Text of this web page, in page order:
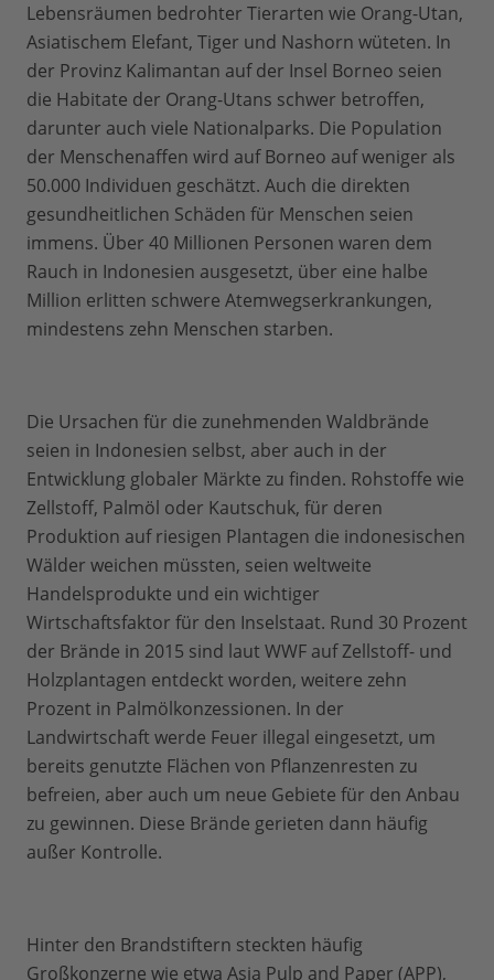
Lebensräumen bedrohter Tierarten wie Orang-Utan,
Asiatischem Elefant, Tiger und Nashorn wüteten. In
der Provinz Kalimantan auf der Insel Borneo seien
die Habitate der Orang-Utans schwer betroffen,
darunter auch viele Nationalparks. Die Population
der Menschenaffen wird auf Borneo auf weniger als
50.000 Individuen geschätzt. Auch die direkten
gesundheitlichen Schäden für Menschen seien
immens. Über 40 Millionen Personen waren dem
Rauch in Indonesien ausgesetzt, über eine halbe
Million erlitten schwere Atemwegserkrankungen,
mindestens zehn Menschen starben.
Die Ursachen für die zunehmenden Waldbrände
seien in Indonesien selbst, aber auch in der
Entwicklung globaler Märkte zu finden. Rohstoffe wie
Zellstoff, Palmöl oder Kautschuk, für deren
Produktion auf riesigen Plantagen die indonesischen
Wälder weichen müssten, seien weltweite
Handelsprodukte und ein wichtiger
Wirtschaftsfaktor für den Inselstaat. Rund 30 Prozent
der Brände in 2015 sind laut WWF auf Zellstoff- und
Holzplantagen entdeckt worden, weitere zehn
Prozent in Palmölkonzessionen. In der
Landwirtschaft werde Feuer illegal eingesetzt, um
bereits genutzte Flächen von Pflanzenresten zu
befreien, aber auch um neue Gebiete für den Anbau
zu gewinnen. Diese Brände gerieten dann häufig
außer Kontrolle.
Hinter den Brandstiftern steckten häufig
Großkonzerne wie etwa Asia Pulp and Paper (APP),